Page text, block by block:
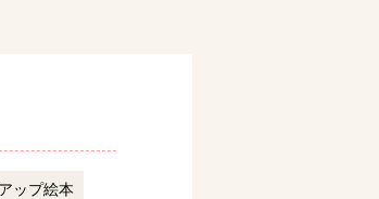
ップ絵本